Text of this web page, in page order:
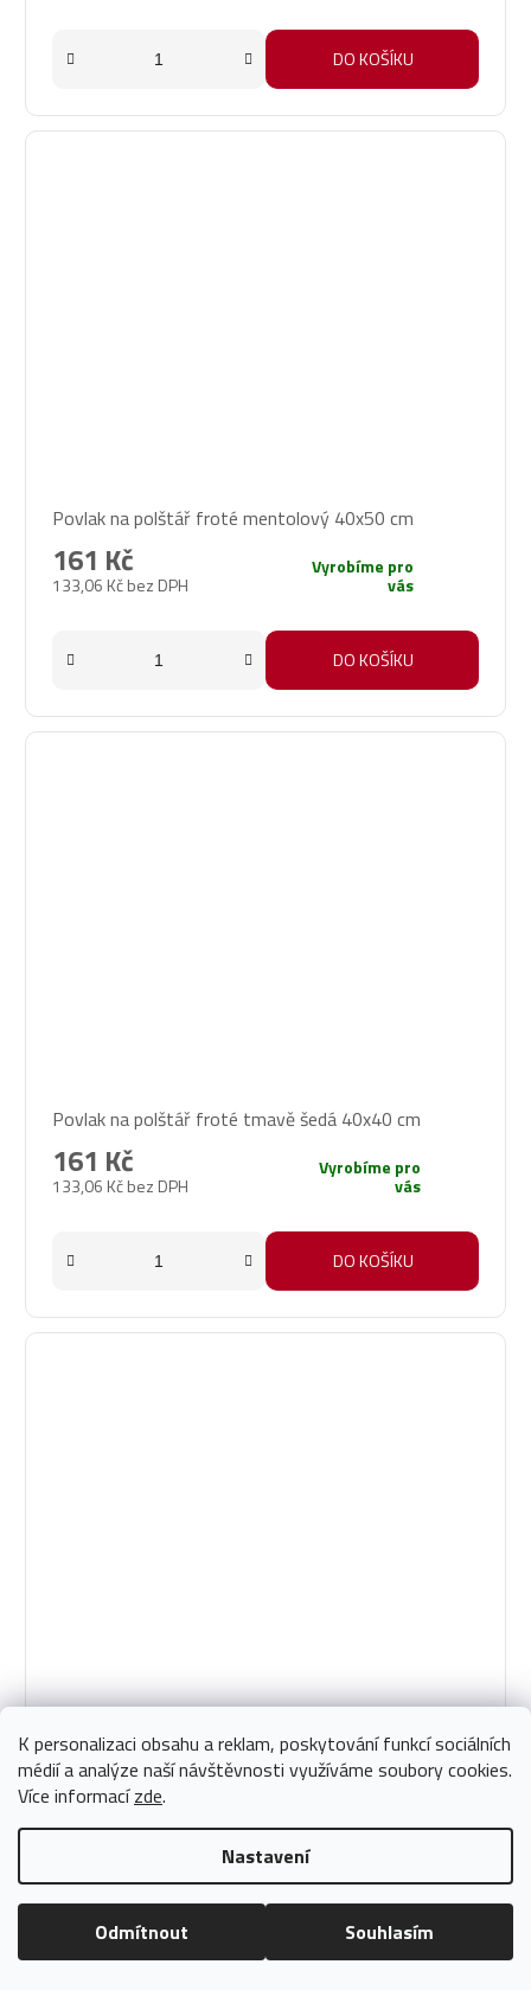
K personalizaci obsahu a reklam, poskytování funkcí sociálních
médií a analýze naší návštěvnosti využíváme soubory cookies.
Více informacízde.
Nastavení
Odmítnout Souhlasím
DO KOŠÍKU
Povlak na polštář froté mentolový 40x50 cm
133,06 Kč bez DPH
161 Kč Vyrobíme pro
vás
DO KOŠÍKU
Povlak na polštář froté tmavě šedá 40x40 cm
133,06 Kč bez DPH
161 Kč Vyrobíme pro
vás
DO KOŠÍKU
133,06 Kč bez DPH
161 Kč
Vyrobíme pro vás